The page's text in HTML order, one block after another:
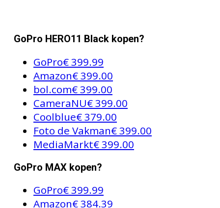
GoPro HERO11 Black kopen?
GoPro€ 399.99
Amazon€ 399.00
bol.com€ 399.00
CameraNU€ 399.00
Coolblue€ 379.00
Foto de Vakman€ 399.00
MediaMarkt€ 399.00
GoPro MAX kopen?
GoPro€ 399.99
Amazon€ 384.39